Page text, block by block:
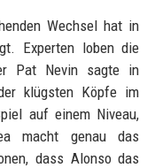
Wechsel hat in
Experten loben die
Pat Nevin sagte in
klügsten Köpfe im
auf einem Niveau,
macht genau das
dass Alonso das